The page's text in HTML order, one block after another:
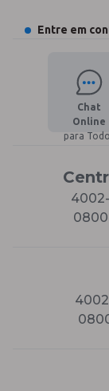
Entre em
Chat
Online
para